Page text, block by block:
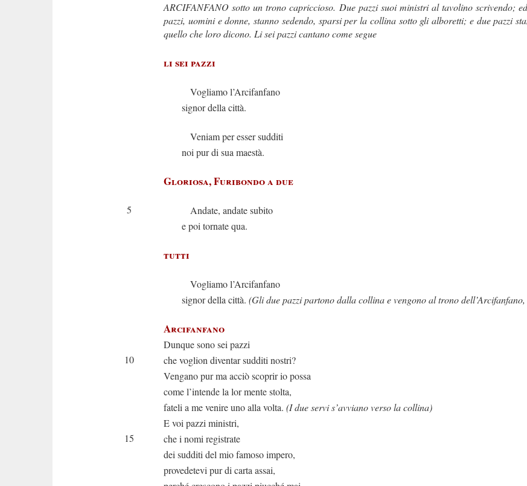
ARCIFANFANO sotto un trono capriccioso. Due pazzi suoi ministri al tavolino scrivendo;
pazzi, uomini e donne, stanno sedendo, sparsi per la collina sotto gli alboretti; e due pazzi
quello che loro dicono. Li sei pazzi cantano come segue
li sei pazzi
Vogliamo l’Arcifanfano
signor della città.
Veniam per esser sudditi
noi pur di sua maestà.
Gloriosa, Furibondo a due
5
Andate, andate subito
e poi tornate qua.
tutti
Vogliamo l’Arcifanfano
signor della città. (Gli due pazzi partono dalla collina e vengono al trono
Arcifanfano
Dunque sono sei pazzi
10
che voglion diventar sudditi nostri?
Vengano pur ma acciò scoprir io possa
come l’intende la lor mente stolta,
fateli a me venire uno alla volta. (I due servi s’avviano verso la collina)
E voi pazzi ministri,
15
che i nomi registrate
dei sudditi del mio famoso impero,
provedetevi pur di carta assai,